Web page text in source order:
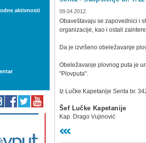
09.04.2012.
Obaveštavaju se zapovednici i
organizacije, kao i ostali
Da je izvršeno obeležavanje
Obeležavanje plovnog puta je
"Plovputa".
Iz Lučke Kapetanije Senta br.
Šef Lučke Kapetanije
Kap. Drago Vujinović
aktivnosti